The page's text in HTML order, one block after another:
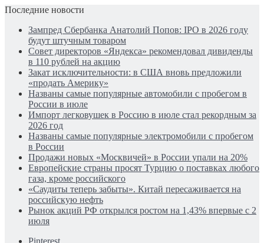
Последние новости
Зампред Сбербанка Анатолий Попов: IPO в 2026 году
будут штучным товаром
Совет директоров «Яндекса» рекомендовал дивиденды
в 110 рублей на акцию
Закат исключительности: в США вновь предложили
«продать Америку»
Названы самые популярные автомобили с пробегом в
России в июле
Импорт легковушек в Россию в июле стал рекордным за
2026 год
Названы самые популярные электромобили с пробегом
в России
Продажи новых «Москвичей» в России упали на 20%
Европейские страны просят Турцию о поставках любого
газа, кроме российского
«Саудиты теперь забыты». Китай пересаживается на
российскую нефть
Рынок акций РФ открылся ростом на 1,43% впервые с 2
июля
Pinterest